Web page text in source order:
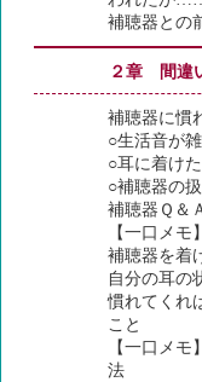
補聴器との
２章 間違
補聴器に慣
○生活音が
○耳に着け
○補聴器の
補聴器Ｑ＆
【一口メ
補聴器を着
自分の耳の
慣れてくれ
こと
【一口メ
法